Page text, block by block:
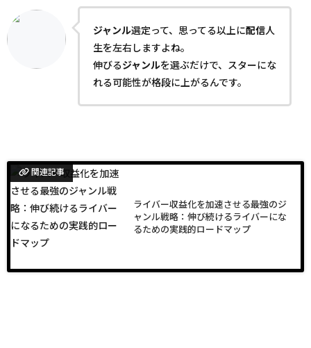
ジャンル選定って、思ってる以上に配信人
生を左右しますよね。
伸びるジャンルを選ぶだけで、スターにな
れる可能性が格段に上がるんです。
関連記事
ライバー収益化を加速させる最強のジ
ャンル戦略：伸び続けるライバーにな
るための実践的ロードマップ